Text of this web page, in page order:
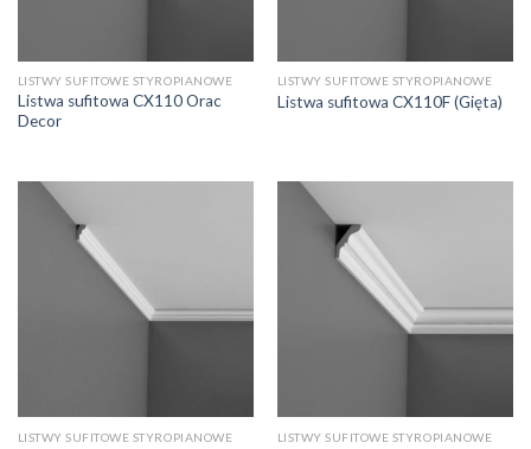
LISTWY SUFITOWE STYROPIANOWE
Listwa sufitowa CX110 Orac
Decor
LISTWY SUFITOWE STYROPIANOWE
Listwa sufitowa CX110F (Gięta)
LISTWY SUFITOWE STYROPIANOWE LISTWY SUFITOWE STYROPIANOWE